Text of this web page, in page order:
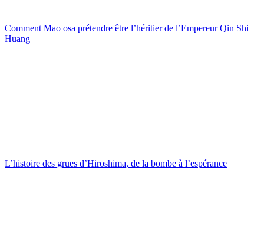
Comment Mao osa prétendre être l’héritier de l’Empereur Qin Shi
Huang
L’histoire des grues d’Hiroshima, de la bombe à l’espérance